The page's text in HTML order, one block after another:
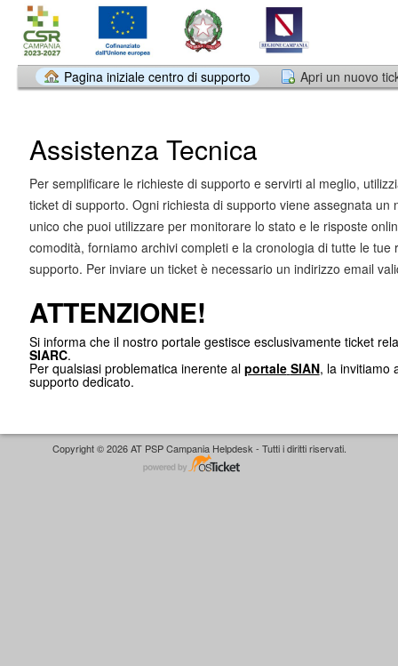
Pagina iniziale centro di supporto Apri un nuovo
Assistenza Tecnica
Per semplificare le richieste di supporto e servirti al meglio,
ticket di supporto. Ogni richiesta di supporto viene assegnata un
unico che puoi utilizzare per monitorare lo stato e le risposte
comodità, forniamo archivi completi e la cronologia di tutte le tue
supporto. Per inviare un ticket è necessario un indirizzo email
ATTENZIONE!
Si informa che il nostro portale gestisce esclusivamente ticket
SIARC.
Per qualsiasi problematica inerente al portale SIAN, la invitiamo
supporto dedicato.
Copyright © 2026 AT PSP Campania Helpdesk - Tutti i diritti riservati.